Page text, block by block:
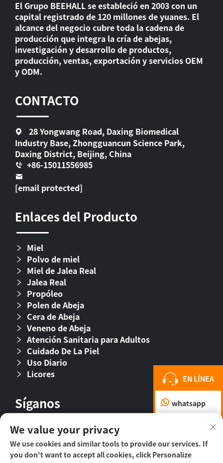
EN LÍNEA
whatsapp
El Grupo BEEHALL se estableció en 2003 con un
capital registrado de 120 millones de yuanes. El
alcance del negocio cubre toda la cadena de
producción que integra la cría de abejas,
investigación y desarrollo de productos,
producción, ventas, exportación y servicios OEM
y ODM.
CONTACTO
28 Yongwang Road, Daxing Biomedical
Industry Base, Zhongguancun Science Park,
Daxing District, Beijing, China
+86-15011556985
[email protected]
Enlaces del Producto
Miel
Polvo de miel
Miel de Jalea Real
Jalea Real
Propóleo
Polen de Abeja
Cera de Abeja
Veneno de Abeja
Atención Sanitaria para Adultos
Cuidado De La Piel
Uso Diario
Licores
Síganos
We value your privacy
We use cookies and similar tools to provide our services. If
you don't want to accept all cookies, click Personalize